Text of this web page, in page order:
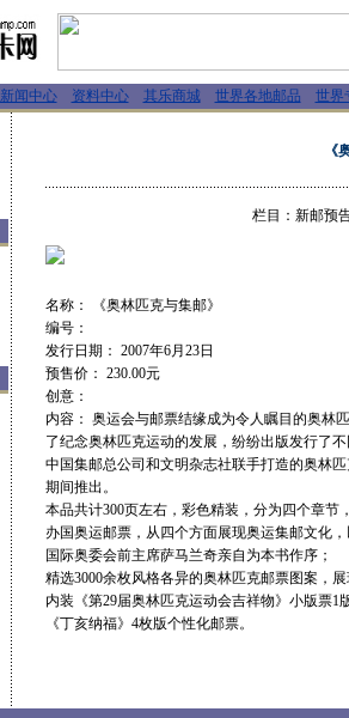
新闻中心 资料中心 其乐商城 世界各地邮品 世界
《
栏目：新邮预
名称： 《奥林匹克与集邮》
编号：
发行日期： 2007年6月23日
预售价： 230.00元
创意：
内容： 奥运会与邮票结缘成为令人瞩目的奥林
了纪念奥林匹克运动的发展，纷纷出版发行了
中国集邮总公司和文明杂志社联手打造的奥林
期间推出。
本品共计300页左右，彩色精装，分为四个章
办国奥运邮票，从四个方面展现奥运集邮文化
国际奥委会前主席萨马兰奇亲自为本书作序；
精选3000余枚风格各异的奥林匹克邮票图案，
内装《第29届奥林匹克运动会吉祥物》小版票1
《丁亥纳福》4枚版个性化邮票。